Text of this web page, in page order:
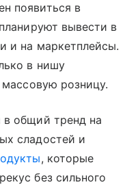
появиться в
вывести в
и на маркетплейсы.
в нишу
розницу.
в общий тренд на
сладостей и
, которые
без сильного